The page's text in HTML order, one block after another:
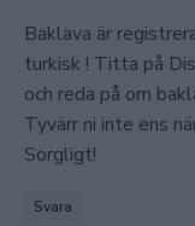
Baklava är
turkisk ! Titta på
och reda på om
Tyvärr ni inte ens
Sorgligt!
Svara